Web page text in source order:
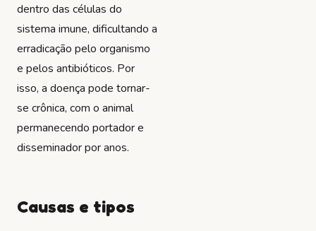
dentro das células do
sistema imune, dificultando a
erradicação pelo organismo
e pelos antibióticos. Por
isso, a doença pode tornar-
se crônica, com o animal
permanecendo portador e
disseminador por anos.
Causas e tipos